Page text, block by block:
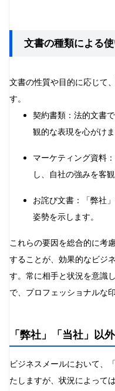
文書の種類による
文書の性質や目的に応じて
す。
契約書類：法的文書
観的な表現を心がけま
マーケティング資料
し、自社の強みを客
お詫び文書：「弊社
姿勢を示します。
これらの要因を総合的に考
することが、効果的なビジ
す。常に相手と状況を意識
で、プロフェッショナルな
「弊社」「当社」以
ビジネスメールにおいて、
たしますが、状況によって